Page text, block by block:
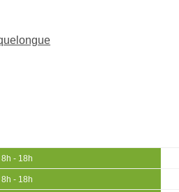
8h - 18h
8h - 18h